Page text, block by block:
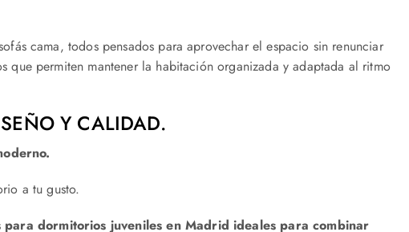
cama, todos pensados para aprovechar el espacio sin renunciar
que permiten mantener la habitación organizada y adaptada al ritmo
Y CALIDAD.
a tu gusto.
dormitorios juveniles en Madrid ideales para combinar